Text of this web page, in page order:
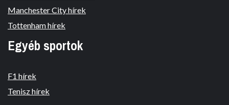
Manchester City hírek
Tottenham hírek
Egyéb sportok
F1 hírek
Tenisz hírek